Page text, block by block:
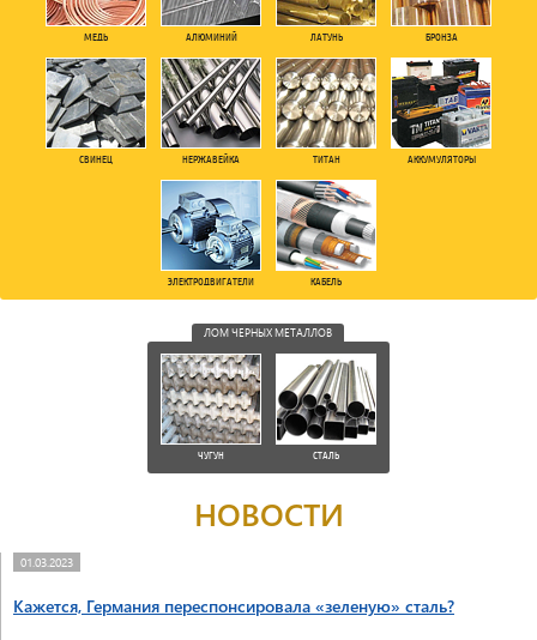
МЕДЬ АЛЮМИНИЙ ЛАТУНЬ БРОНЗА
СВИНЕЦ НЕРЖАВЕЙКА ТИТАН АККУМУЛЯТОРЫ
ЭЛЕКТРОДВИГАТЕЛИ КАБЕЛЬ
ЛОМ ЧЕРНЫХ МЕТАЛЛОВ
ЧУГУН СТАЛЬ
НОВОСТИ
01.03.2023
Кажется, Германия переспонсировала «зеленую» сталь?